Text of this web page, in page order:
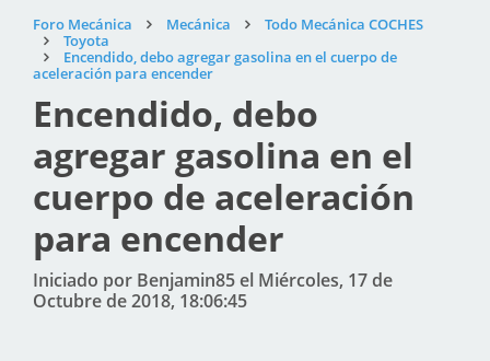
Foro Mecánica Mecánica
Todo Mecánica COCHES
Toyota
Encendido, debo agregar gasolina en el cuerpo de
aceleración para encender
Encendido, debo
agregar gasolina en el
cuerpo de aceleración
para encender
Iniciado por Benjamin85 el Miércoles, 17 de
Octubre de 2018, 18:06:45